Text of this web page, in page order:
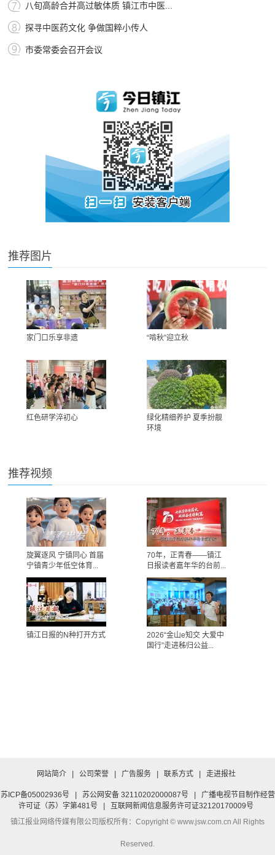
八旬高龄合并高过敏体质 镇江市中医...
探寻中医药文化 争做国粹小传人
市委常委会召开会议
推荐图片
家门口乐享非遗 “啃秋”迎立秋
红色研学淬初心
绿化精细养护 夏季扮靓
环境
推荐视频
旋翼逐风 宁镇同心 首届
宁镇青少年低空体育...
70年，正青春——镇江
日报读者嘉年华的台前...
镇江日报的N种打开方式
2026“金山e知交 大爱中
国行”走进秭归公益...
网站简介 | 公司荣誉 | 广告服务 | 联系方式 | 走进报社
苏ICP备05002936号 | 苏公网安备 32110202000087号 |
广播电视节目制作经营
许可证（苏）字第481号
|
互联网新闻信息服务许可证32120170009号
镇江报业网络传媒有限公司版权所有：Copyright © www.jsw.com.cn All Rights
Reserved.